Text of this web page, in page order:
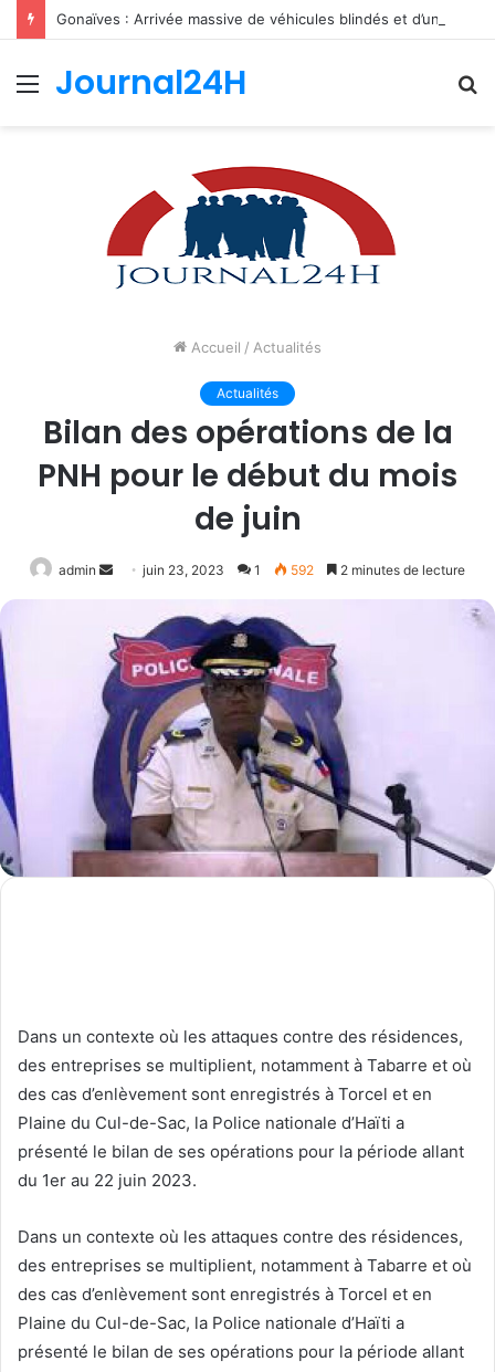
Menu
Journal24H
Accueil / Actualités
Actualités
Bilan des opérations de la
PNH pour le début du mois
de juin
admin
Envoyer
courriel
juin 23, 2023 1 592 2 minutes de lecture
Dans un contexte où les attaques contre des résidences,
des entreprises se multiplient, notamment à Tabarre et où
des cas d’enlèvement sont enregistrés à Torcel et en
Plaine du Cul-de-Sac, la Police nationale d’Haïti a
présenté le bilan de ses opérations pour la période allant
du 1er au 22 juin 2023.
Dans un contexte où les attaques contre des résidences,
des entreprises se multiplient, notamment à Tabarre et où
des cas d’enlèvement sont enregistrés à Torcel et en
Plaine du Cul-de-Sac, la Police nationale d’Haïti a
présenté le bilan de ses opérations pour la période allant